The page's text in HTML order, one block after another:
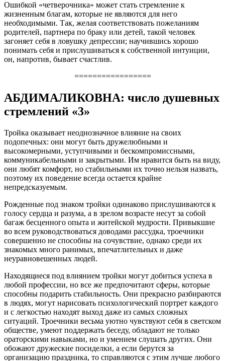
Ошибкой «четверочника» может стать стремление к
жизненным благам, которые не являются для него
необходимыми. Так, желая соответствовать пожеланиям
родителей, партнера по браку или детей, такой человек
загоняет себя в ловушку депрессии; научившись хорошо
понимать себя и прислушиваться к собственной интуиции,
он, напротив, бывает счастлив.
=================
АБДИМАЛИКОВНА: число душевных
стремлений «3»
Тройка оказывает неоднозначное влияние на своих
подопечных: они могут быть дружелюбными и
высокомерными, уступчивыми и бескомпромиссными,
коммуникабельными и закрытыми. Им нравится быть на виду,
они любят комфорт, но стабильными их точно нельзя назвать,
поэтому их поведение всегда остается крайне
непредсказуемым.
Рожденные под знаком тройки одинаково прислушиваются к
голосу сердца и разума, а в зрелом возрасте несут за собой
багаж бесценного опыта и житейской мудрости. Привыкшие
во всем руководствоваться доводами рассудка, троечники
совершенно не способны на сочувствие, однако среди их
знакомых много ранимых, впечатлительных и даже
неуравновешенных людей.
Находящиеся под влиянием тройки могут добиться успеха в
любой профессии, но все же предпочитают сферы, которые
способны подарить стабильность. Они прекрасно разбираются
в людях, могут нарисовать психологический портрет каждого
и с легкостью находят выход даже из самых сложных
ситуаций. Троечники весьма уютно чувствуют себя в светском
обществе, умеют поддержать беседу, обладают не только
ораторскими навыками, но и умением слушать других. Они
обожают дружеские посиделки, а если берутся за
организацию праздника, то справляются с этим лучше любого